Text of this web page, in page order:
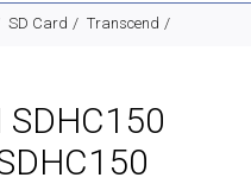
SD Card Transcend